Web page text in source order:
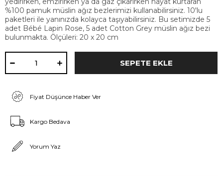
%100 pamuk müslin ağız bezlerimizi kullanabilirsiniz. 10'lu
paketleri ile yanınızda kolayca taşıyabilirsiniz. Bu setimizde 5
adet Bébé Lapin Rose, 5 adet Cotton Grey müslin ağız bezi
bulunmakta. Ölçüleri: 20 x 20 cm
Fiyat Düşünce Haber Ver
Kargo Bedava
Yorum Yaz